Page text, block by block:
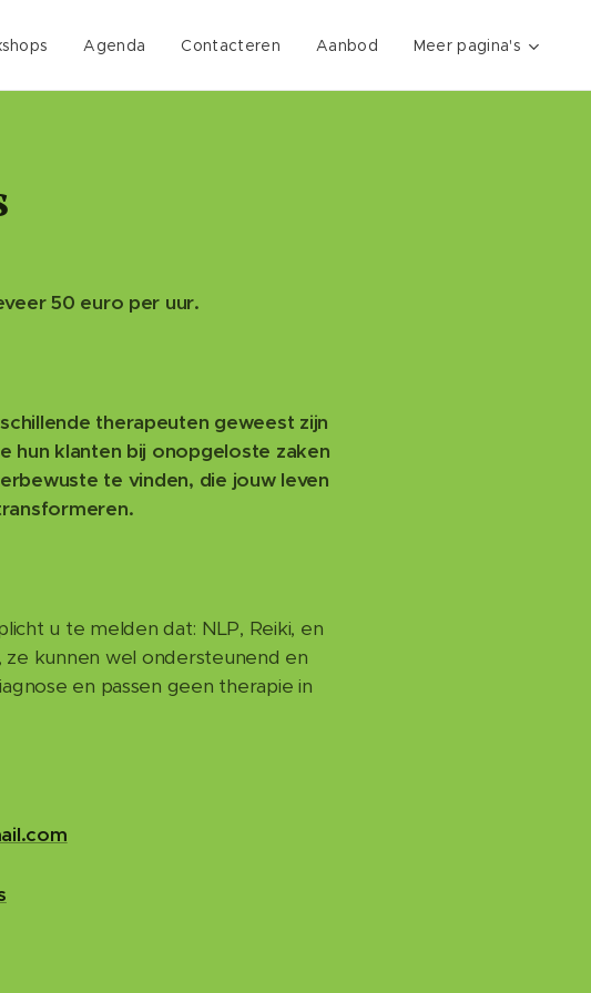
Agenda Contacteren Aanbod Meer pagina's
50 euro per uur.
therapeuten geweest zijn
hun klanten bij onopgeloste zaken
te vinden, die jouw leven
u te melden dat: NLP, Reiki, en
kunnen wel ondersteunend en
en passen geen therapie in